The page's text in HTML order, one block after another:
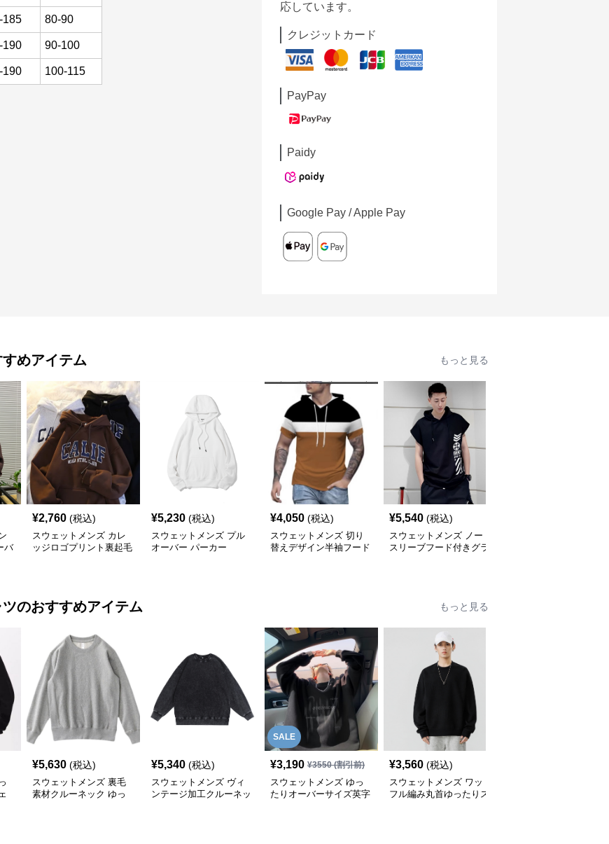
185 80-90
190 90-100
190 100-115
応しています。
クレジットカード
PayPay
Paidy
Google Pay / Apple Pay
めアイテム もっと見る
バ
¥2,760 (税込)
スウェットメンズ カレ
ッジロゴプリント裏起毛
¥5,230 (税込)
スウェットメンズ プル
オーバー パーカー
¥4,050 (税込)
スウェットメンズ 切り
替えデザイン半袖フード
¥5,540 (税込)
スウェットメンズ ノー
スリーブフード付きグラ
のおすすめアイテム もっと見る
¥5,630 (税込)
スウェットメンズ 裏毛
素材クルーネック ゆっ
¥5,340 (税込)
スウェットメンズ ヴィ
ンテージ加工クルーネッ
SALE
¥3,190 ¥3550(割引前)
スウェットメンズ ゆっ
たりオーバーサイズ英字
¥3,560 (税込)
スウェットメンズ ワッ
フル編み丸首ゆったりス